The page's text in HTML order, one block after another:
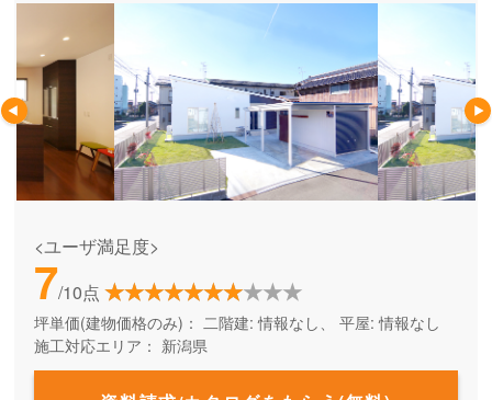
<ユーザ満足度>
7/10点
坪単価(建物価格のみ)： 二階建: 情報なし、 平屋: 情報なし
施工対応エリア： 新潟県